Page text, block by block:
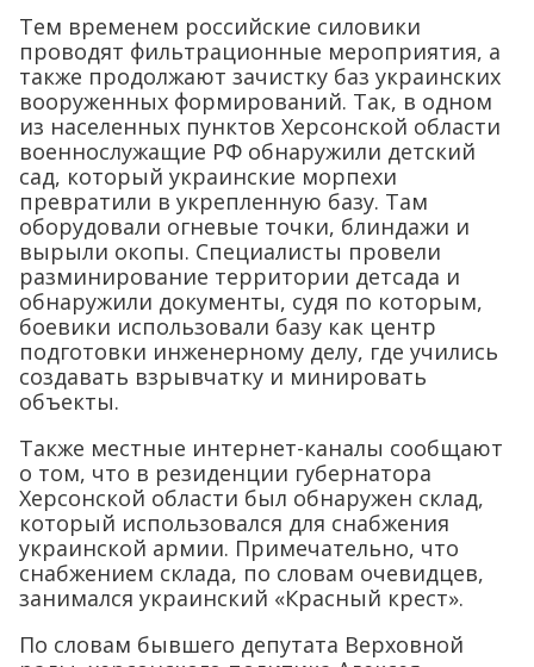
Тем временем российские силовики
проводят фильтрационные мероприятия, а
также продолжают зачистку баз украинских
вооруженных формирований. Так, в одном
из населенных пунктов Херсонской области
военнослужащие РФ обнаружили детский
сад, который украинские морпехи
превратили в укрепленную базу. Там
оборудовали огневые точки, блиндажи и
вырыли окопы. Специалисты провели
разминирование территории детсада и
обнаружили документы, судя по которым,
боевики использовали базу как центр
подготовки инженерному делу, где учились
создавать взрывчатку и минировать
объекты.
Также местные интернет-каналы сообщают
о том, что в резиденции губернатора
Херсонской области был обнаружен склад,
который использовался для снабжения
украинской армии. Примечательно, что
снабжением склада, по словам очевидцев,
занимался украинский «Красный крест».
По словам бывшего депутата Верховной